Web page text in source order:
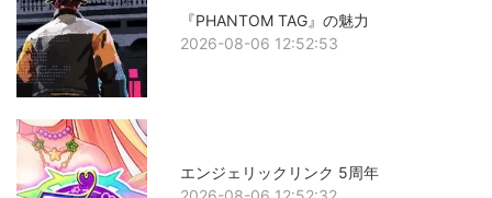
『PHANTOM TAG』の魅力
2026-08-06 12:52:53
エンジェリックリンク 5周年